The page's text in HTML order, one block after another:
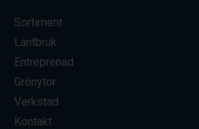
Sortiment
Lantbruk
Entreprenad
Grönytor
Verkstad
Kontakt